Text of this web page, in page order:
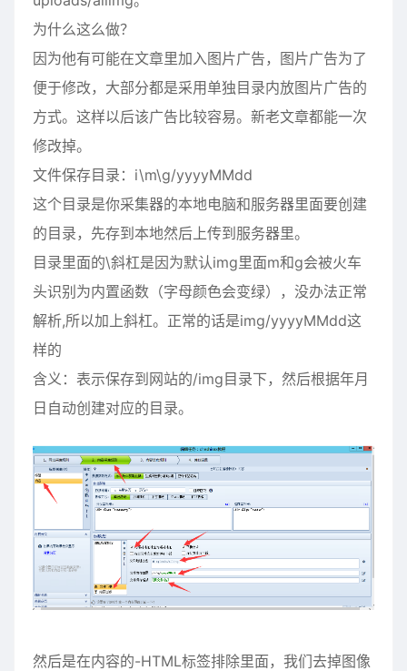
为什么这么做？
因为他有可能在文章里加入图片广告，图片广告为了
便于修改，大部分都是采用单独目录内放图片广告的
方式。这样以后该广告比较容易。新老文章都能一次
修改掉。
文件保存目录：i\m\g/yyyyMMdd
这个目录是你采集器的本地电脑和服务器里面要创建
的目录，先存到本地然后上传到服务器里。
目录里面的\斜杠是因为默认img里面m和g会被火车
头识别为内置函数（字母颜色会变绿），没办法正常
解析,所以加上斜杠。正常的话是img/yyyyMMdd这
样的
含义：表示保存到网站的/img目录下，然后根据年月
日自动创建对应的目录。
然后是在内容的-HTML标签排除里面，我们去掉图像